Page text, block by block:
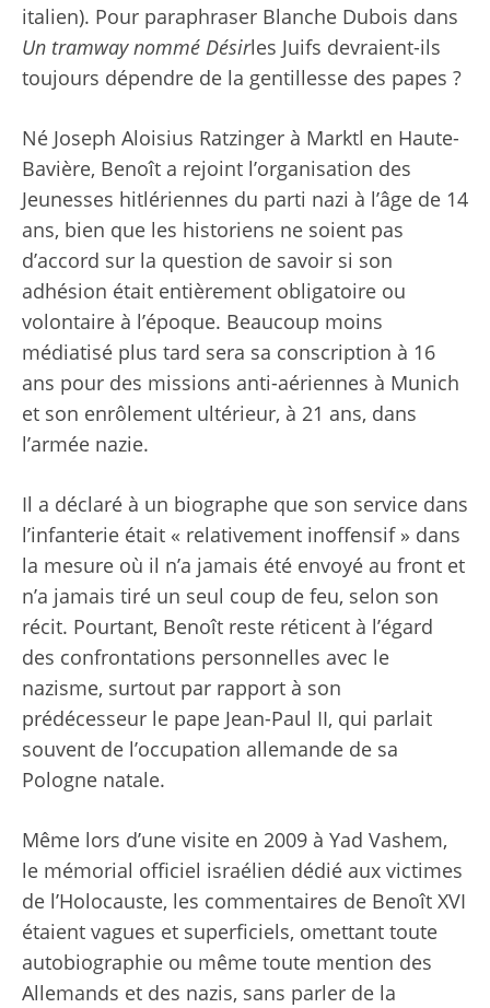
italien). Pour paraphraser Blanche Dubois dans
Un tramway nommé Désirles Juifs devraient-ils
toujours dépendre de la gentillesse des papes ?
Né Joseph Aloisius Ratzinger à Marktl en Haute-
Bavière, Benoît a rejoint l’organisation des
Jeunesses hitlériennes du parti nazi à l’âge de 14
ans, bien que les historiens ne soient pas
d’accord sur la question de savoir si son
adhésion était entièrement obligatoire ou
volontaire à l’époque. Beaucoup moins
médiatisé plus tard sera sa conscription à 16
ans pour des missions anti-aériennes à Munich
et son enrôlement ultérieur, à 21 ans, dans
l’armée nazie.
Il a déclaré à un biographe que son service dans
l’infanterie était « relativement inoffensif » dans
la mesure où il n’a jamais été envoyé au front et
n’a jamais tiré un seul coup de feu, selon son
récit. Pourtant, Benoît reste réticent à l’égard
des confrontations personnelles avec le
nazisme, surtout par rapport à son
prédécesseur le pape Jean-Paul II, qui parlait
souvent de l’occupation allemande de sa
Pologne natale.
Même lors d’une visite en 2009 à Yad Vashem,
le mémorial officiel israélien dédié aux victimes
de l’Holocauste, les commentaires de Benoît XVI
étaient vagues et superficiels, omettant toute
autobiographie ou même toute mention des
Allemands et des nazis, sans parler de la